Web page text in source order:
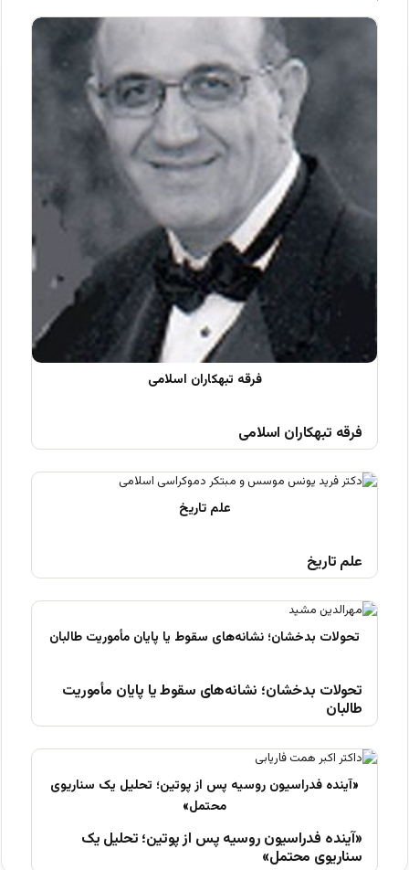
فرقه تبهکاران اسلامی
علم تاریخ
تحولات بدخشان؛ نشانه‌های سقوط یا پایان مأموریت
طالبان
«آینده فدراسیون روسیه پس از پوتین؛ تحلیل یک
سناریوی محتمل»